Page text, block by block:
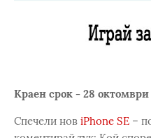
Краен срок - 28 октомври
Спечели нов iPhone SE –